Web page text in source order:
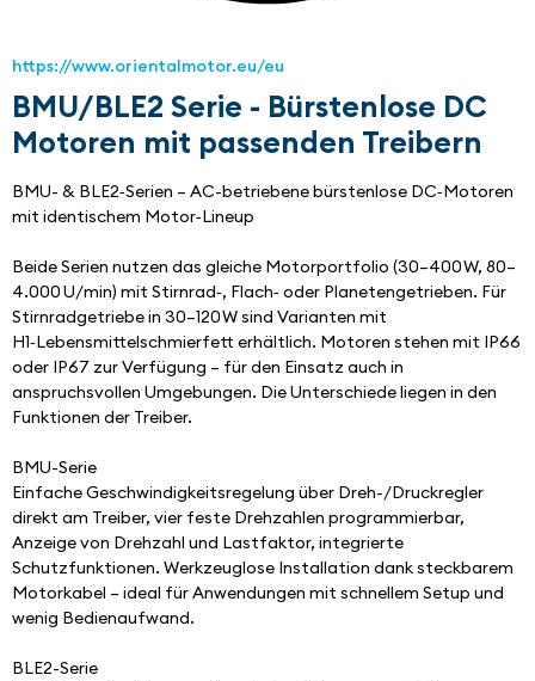
https://www.orientalmotor.eu/eu
BMU/BLE2 Serie - Bürstenlose DC
Motoren mit passenden Treibern
BMU- & BLE2‑Serien – AC-betriebene bürstenlose DC‑Motoren
mit identischem Motor‑Lineup
Beide Serien nutzen das gleiche Motorportfolio (30–400 W, 80–
4.000 U/min) mit Stirnrad‑, Flach‑ oder Planetengetrieben. Für
Stirnradgetriebe in 30–120 W sind Varianten mit
H1‑Lebensmittelschmierfett erhältlich. Motoren stehen mit IP66
oder IP67 zur Verfügung – für den Einsatz auch in
anspruchsvollen Umgebungen. Die Unterschiede liegen in den
Funktionen der Treiber.
BMU-Serie
Einfache Geschwindigkeitsregelung über Dreh-/Druckregler
direkt am Treiber, vier feste Drehzahlen programmierbar,
Anzeige von Drehzahl und Lastfaktor, integrierte
Schutzfunktionen. Werkzeuglose Installation dank steckbarem
Motorkabel – ideal für Anwendungen mit schnellem Setup und
wenig Bedienaufwand.
BLE2-Serie